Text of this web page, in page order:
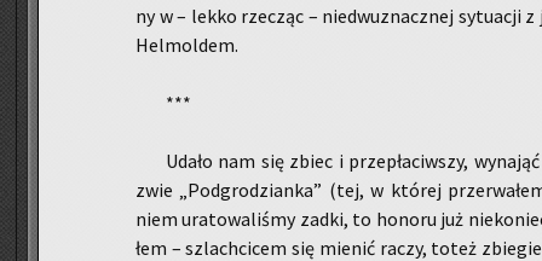
ny w – lekko rze­cząc – nie­dwu­znacz­nej sy­tu­acji
Hel­mol­dem.
***
Udało nam się zbiec i prze­pła­ciw­szy,
zwie „Pod­gro­dzian­ka” (tej, w któ­rej
niem ura­to­wa­li­śmy zadki, to ho­no­ru już
łem – szlach­ci­cem się mie­nić raczy, toteż